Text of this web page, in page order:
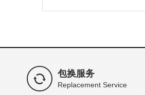
包换服务
Replacement Service